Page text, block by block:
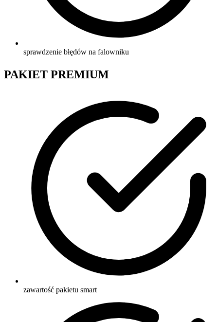
sprawdzenie błędów na falowniku
PAKIET PREMIUM
zawartość pakietu smart